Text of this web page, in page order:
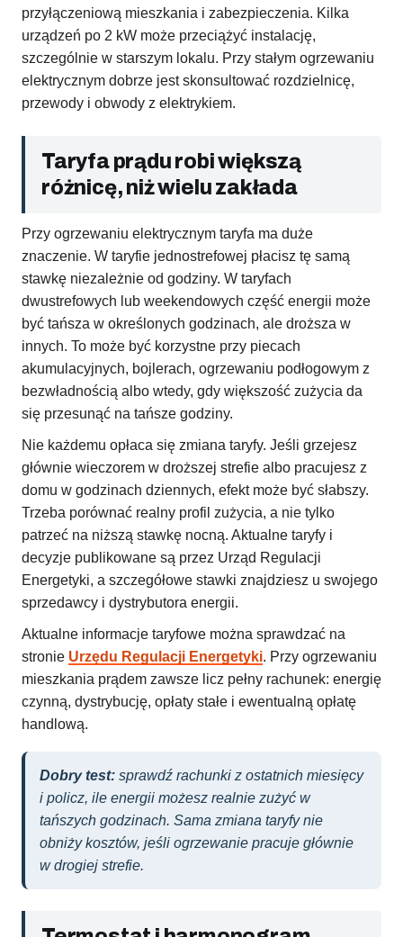
przyłączeniową mieszkania i zabezpieczenia. Kilka
urządzeń po 2 kW może przeciążyć instalację,
szczególnie w starszym lokalu. Przy stałym ogrzewaniu
elektrycznym dobrze jest skonsultować rozdzielnicę,
przewody i obwody z elektrykiem.
Taryfa prądu robi większą
różnicę, niż wielu zakłada
Przy ogrzewaniu elektrycznym taryfa ma duże
znaczenie. W taryfie jednostrefowej płacisz tę samą
stawkę niezależnie od godziny. W taryfach
dwustrefowych lub weekendowych część energii może
być tańsza w określonych godzinach, ale droższa w
innych. To może być korzystne przy piecach
akumulacyjnych, bojlerach, ogrzewaniu podłogowym z
bezwładnością albo wtedy, gdy większość zużycia da
się przesunąć na tańsze godziny.
Nie każdemu opłaca się zmiana taryfy. Jeśli grzejesz
głównie wieczorem w droższej strefie albo pracujesz z
domu w godzinach dziennych, efekt może być słabszy.
Trzeba porównać realny profil zużycia, a nie tylko
patrzeć na niższą stawkę nocną. Aktualne taryfy i
decyzje publikowane są przez Urząd Regulacji
Energetyki, a szczegółowe stawki znajdziesz u swojego
sprzedawcy i dystrybutora energii.
Aktualne informacje taryfowe można sprawdzać na
stronie Urzędu Regulacji Energetyki. Przy ogrzewaniu
mieszkania prądem zawsze licz pełny rachunek: energię
czynną, dystrybucję, opłaty stałe i ewentualną opłatę
handlową.
Dobry test: sprawdź rachunki z ostatnich miesięcy
i policz, ile energii możesz realnie zużyć w
tańszych godzinach. Sama zmiana taryfy nie
obniży kosztów, jeśli ogrzewanie pracuje głównie
w drogiej strefie.